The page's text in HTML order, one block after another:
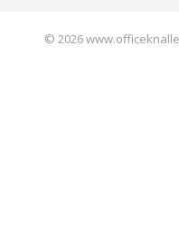
© 2026